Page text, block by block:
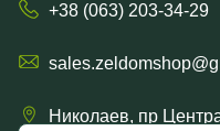
+38 (063) 203-34-29
Николаев, пр